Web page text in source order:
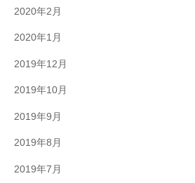
2020年2月
2020年1月
2019年12月
2019年10月
2019年9月
2019年8月
2019年7月